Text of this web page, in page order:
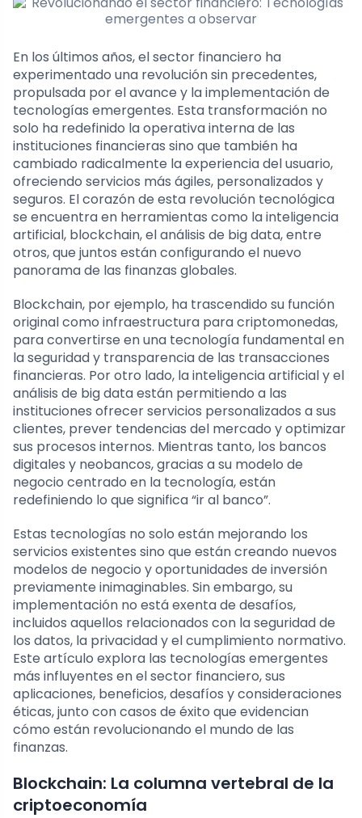
En los últimos años, el sector financiero ha
experimentado una revolución sin precedentes,
propulsada por el avance y la implementación de
tecnologías emergentes. Esta transformación no
solo ha redefinido la operativa interna de las
instituciones financieras sino que también ha
cambiado radicalmente la experiencia del usuario,
ofreciendo servicios más ágiles, personalizados y
seguros. El corazón de esta revolución tecnológica
se encuentra en herramientas como la inteligencia
artificial, blockchain, el análisis de big data, entre
otros, que juntos están configurando el nuevo
panorama de las finanzas globales.
Blockchain, por ejemplo, ha trascendido su función
original como infraestructura para criptomonedas,
para convertirse en una tecnología fundamental en
la seguridad y transparencia de las transacciones
financieras. Por otro lado, la inteligencia artificial y el
análisis de big data están permitiendo a las
instituciones ofrecer servicios personalizados a sus
clientes, prever tendencias del mercado y optimizar
sus procesos internos. Mientras tanto, los bancos
digitales y neobancos, gracias a su modelo de
negocio centrado en la tecnología, están
redefiniendo lo que significa “ir al banco”.
Estas tecnologías no solo están mejorando los
servicios existentes sino que están creando nuevos
modelos de negocio y oportunidades de inversión
previamente inimaginables. Sin embargo, su
implementación no está exenta de desafíos,
incluidos aquellos relacionados con la seguridad de
los datos, la privacidad y el cumplimiento normativo.
Este artículo explora las tecnologías emergentes
más influyentes en el sector financiero, sus
aplicaciones, beneficios, desafíos y consideraciones
éticas, junto con casos de éxito que evidencian
cómo están revolucionando el mundo de las
finanzas.
Blockchain: La columna vertebral de la
criptoeconomía